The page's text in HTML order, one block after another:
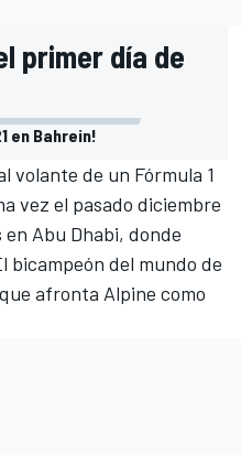
primer día de
en Bahrein!
volante de un Fórmula 1
vez el pasado diciembre
Abu Dhabi, donde
bicampeón del mundo de
afronta Alpine como